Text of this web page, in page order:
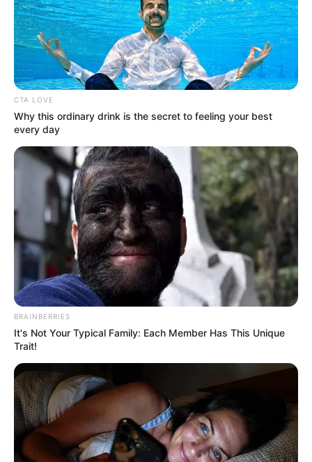
CTA LOVE
Why this ordinary drink is the secret to feeling your best
every day
BRAINBERRIES
It's Not Your Typical Family: Each Member Has This Unique
Trait!